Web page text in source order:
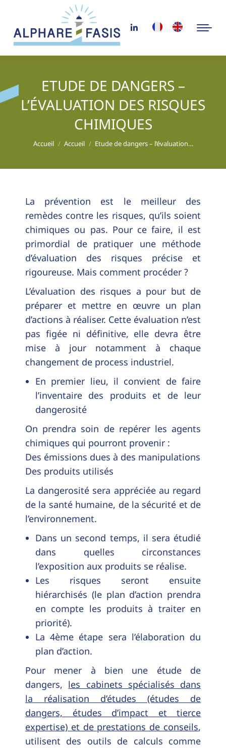
ETUDE DE DANGERS –
L’ÉVALUATION DES RISQUES
CHIMIQUES
Vous êtes ici :
Accueil Accueil Etude de dangers – l’évaluation…
La prévention est le meilleur des
remèdes contre les risques, qu’ils soient
chimiques ou pas. Pour ce faire, il est
primordial de pratiquer une méthode
d’évaluation des risques précise et
rigoureuse. Mais comment procéder ?
L’évaluation des risques a pour but de
préparer et mettre en œuvre un plan
d’actions à réaliser. Cette évaluation n’est
pas figée ni définitive, elle devra être
mise à jour notamment à chaque
changement de process industriel.
En premier lieu, il convient de faire
l’inventaire des produits et de leur
dangerosité
On prendra soin de repérer les agents
chimiques qui pourront provenir :
Des émissions dues à des manipulations
Des produits utilisés
La dangerosité sera appréciée au regard
de la santé humaine, de la sécurité et de
l’environnement.
Dans un second temps, il sera étudié
dans quelles circonstances
l’exposition aux produits se réalise.
Les risques seront ensuite
hiérarchisés (le plan d’action prendra
en compte les produits à traiter en
priorité).
La 4ème étape sera l’élaboration du
plan d’action.
Pour mener à bien une étude de
dangers, les cabinets spécialisés dans
la réalisation d’études (études de
dangers, études d’impact et tierce
expertise) et de prestations de conseils,
utilisent des outils de calculs comme